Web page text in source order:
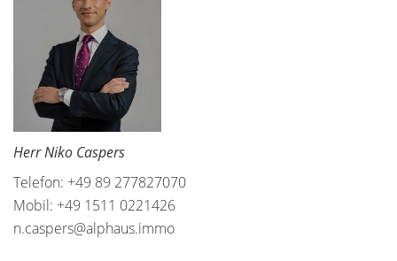
Herr Niko Caspers
Telefon: +49 89 277827070
Mobil: +49 1511 0221426
n.caspers@alphaus.immo